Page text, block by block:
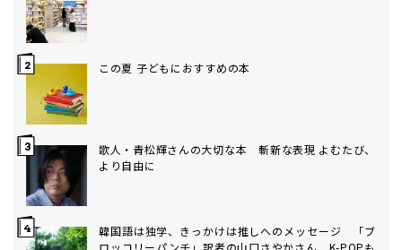
この夏 子どもにおすすめの本
歌人・青松輝さんの大切な本 斬新な表現 よむたび、
より自由に
韓国語は独学、きっかけは推しへのメッセージ 「ブ
ロッコリーパンチ」訳者の山口さやかさん K-POPも